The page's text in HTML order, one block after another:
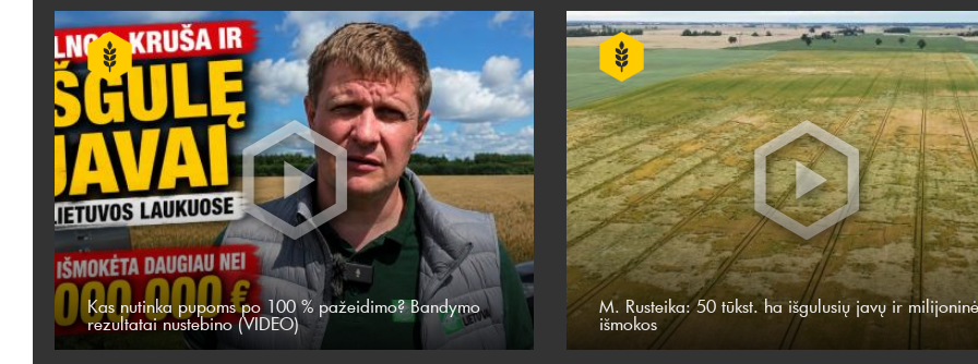
Kas nutinka pupoms po 100 % pažeidimo? Bandymo
rezultatai nustebino (VIDEO)
M. Rusteika: 50 tūkst. ha išgulusių javų ir
išmokos